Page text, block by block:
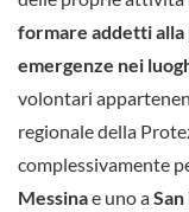
formare addetti alla
emergenze nei
volontari
regionale della
complessivamente
Messinae uno a